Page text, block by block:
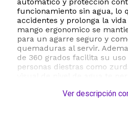
funcionamiento sin agua, lo
accidentes y prolonga la
mango ergonomico se
para un agarre seguro y
quemaduras al servir.
de 360 grados facilita su
personas diestras como
Ver descripción